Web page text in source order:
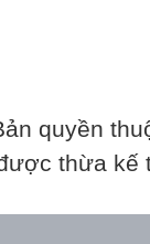
- Đặc trưng: Lối
vừa trữ tình,
địa phương.
quyền
thừa